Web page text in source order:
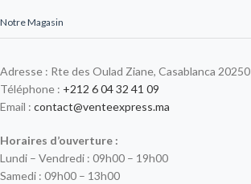
Notre Magasin
Adresse : Rte des Oulad Ziane, Casablanca 20250
Téléphone : +212 6 04 32 41 09
Email : contact@venteexpress.ma
Horaires d’ouverture :
Lundi – Vendredi : 09h00 – 19h00
Samedi : 09h00 – 13h00